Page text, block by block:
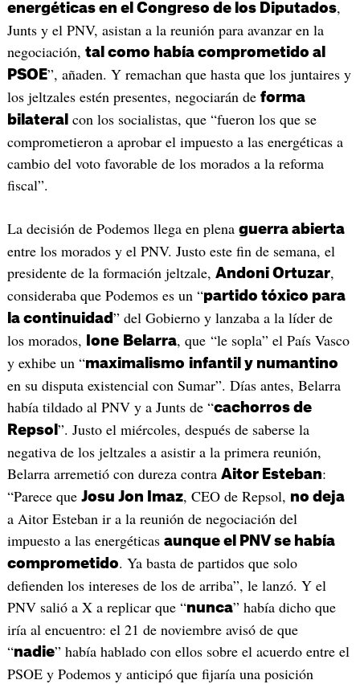
energéticas en el Congreso de los Diputados,
Junts y el PNV, asistan a la reunión para avanzar en la
negociación, tal como había comprometido al
PSOE”, añaden. Y remachan que hasta que los juntaires y
los jeltzales estén presentes, negociarán de forma
bilateral con los socialistas, que “fueron los que se
comprometieron a aprobar el impuesto a las energéticas a
cambio del voto favorable de los morados a la reforma
fiscal”.
La decisión de Podemos llega en plena guerra abierta
entre los morados y el PNV. Justo este fin de semana, el
presidente de la formación jeltzale, Andoni Ortuzar,
consideraba que Podemos es un “partido tóxico para
la continuidad ” del Gobierno y lanzaba a la líder de
los morados,
Ione Belarra, que “le sopla” el País Vasco
y exhibe un “maximalismo infantil y numantino
en su disputa existencial con Sumar”. Días antes, Belarra
había tildado al PNV y a Junts de “cachorros de
Repsol ”. Justo el miércoles, después de saberse la
negativa de los jeltzales a asistir a la primera reunión,
Belarra arremetió con dureza contra Aitor Esteban:
“Parece que Josu Jon Imaz, CEO de Repsol, no deja
a Aitor Esteban ir a la reunión de negociación del
impuesto a las energéticas aunque el PNV se había
comprometido. Ya basta de partidos que solo
defienden los intereses de los de arriba”, le lanzó. Y el
PNV salió a X a replicar que “nunca” había dicho que
iría al encuentro: el 21 de noviembre avisó de que
“nadie” había hablado con ellos sobre el acuerdo entre el
PSOE y Podemos y anticipó que fijaría una posición